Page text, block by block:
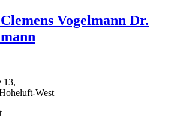
Vogelmann Dr.
13,
West